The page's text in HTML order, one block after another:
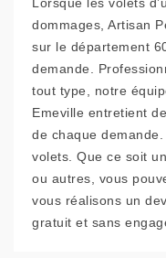
dommages, Artisan
sur le département
demande.
tout type, notre
Emeville entretient
de chaque
volets. Que ce soit
ou autres, vous
vous réalisons un
gratuit et sans